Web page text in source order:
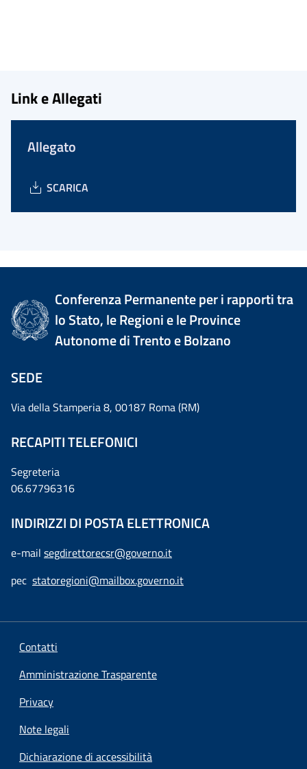
Link e Allegati
Allegato
SCARICA
Conferenza Permanente per i rapporti tra
lo Stato, le Regioni e le Province
Autonome di Trento e Bolzano
SEDE
Via della Stamperia 8, 00187 Roma (RM)
RECAPITI TELEFONICI
Segreteria
06.67796316
INDIRIZZI DI POSTA ELETTRONICA
e-mail segdirettorecsr@governo.it
pec statoregioni@mailbox.governo.it
Contatti
Amministrazione Trasparente
Privacy
Note legali
Dichiarazione di accessibilità